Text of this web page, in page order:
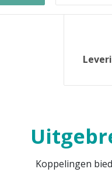
Koppelingen